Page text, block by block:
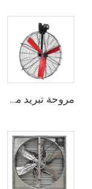
مروحة تبريد مباشرة من المصنع، شفرات من النيلون، مناسبة لاستخدامها في مستودعات الألبان ومزارع الأبقار، مروحة صناعية للتهوية